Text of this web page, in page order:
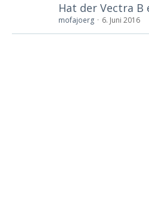
Hat der Vectra B
mofajoerg 6. Juni 2016